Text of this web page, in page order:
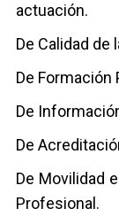
actuación.
De Calidad de
De Formación
De
De
De Movilidad
Profesional.